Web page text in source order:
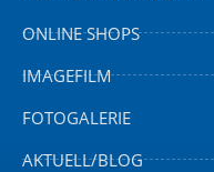
ONLINE SHOPS
IMAGEFILM
FOTOGALERIE
AKTUELL/BLOG